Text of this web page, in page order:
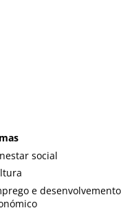
social
e desenvolvemento